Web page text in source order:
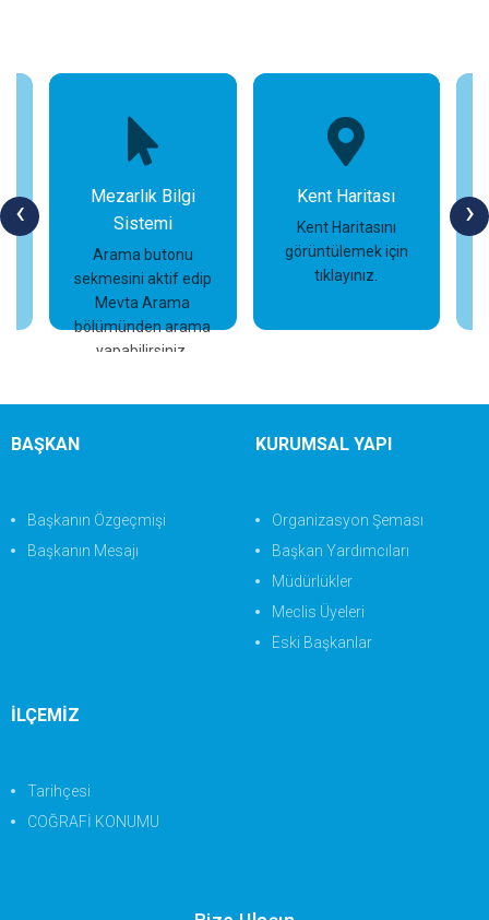
‹ ›
Mezarlık Bilgi
Sistemi
Arama butonu
sekmesini aktif edip
Mevta Arama
bölümünden arama
yapabilirsiniz.
İncele
Kent Haritası
Kent Haritasını
görüntülemek için
tıklayınız.
BAŞKAN
Başkanın Özgeçmişi
Başkanın Mesajı
KURUMSAL YAPI
Organizasyon Şeması
Başkan Yardımcıları
Müdürlükler
Meclis Üyeleri
Eski Başkanlar
İLÇEMİZ
Tarihçesi
COĞRAFİ KONUMU